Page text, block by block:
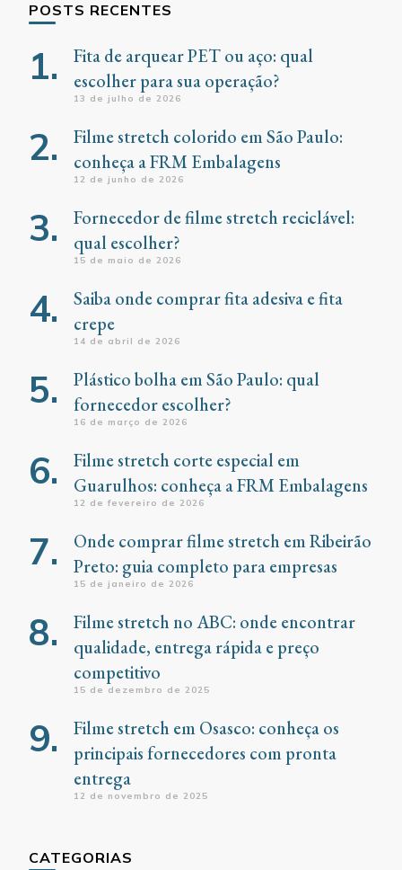
POSTS RECENTES
Fita de arquear PET ou aço: qual
escolher para sua operação?
13 de julho de 2026
Filme stretch colorido em São Paulo:
conheça a FRM Embalagens
12 de junho de 2026
Fornecedor de filme stretch reciclável:
qual escolher?
15 de maio de 2026
Saiba onde comprar fita adesiva e fita
crepe
14 de abril de 2026
Plástico bolha em São Paulo: qual
fornecedor escolher?
16 de março de 2026
Filme stretch corte especial em
Guarulhos: conheça a FRM Embalagens
12 de fevereiro de 2026
Onde comprar filme stretch em Ribeirão
Preto: guia completo para empresas
15 de janeiro de 2026
Filme stretch no ABC: onde encontrar
qualidade, entrega rápida e preço
competitivo
15 de dezembro de 2025
Filme stretch em Osasco: conheça os
principais fornecedores com pronta
entrega
12 de novembro de 2025
CATEGORIAS